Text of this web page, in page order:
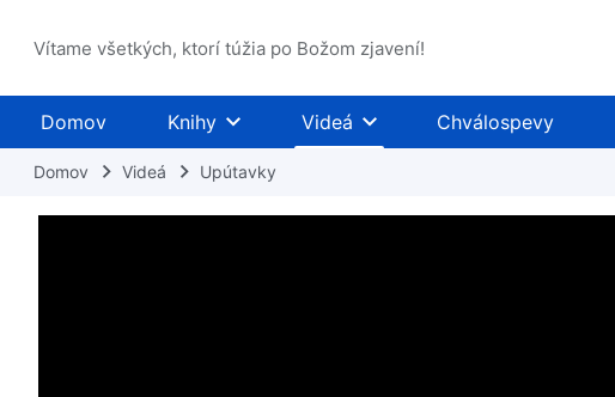
Vítame všetkých, ktorí túžia po Božom zjavení!
Domov Knihy Videá Chválospevy
Domov Videá Upútavky